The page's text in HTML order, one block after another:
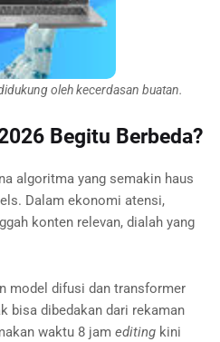
oleh kecerdasan buatan.
Begitu Berbeda?
algoritma yang semakin haus
Dalam ekonomi atensi,
konten relevan, dialah yang
model difusi dan transformer
bisa dibedakan dari rekaman
waktu 8 jam editingkini